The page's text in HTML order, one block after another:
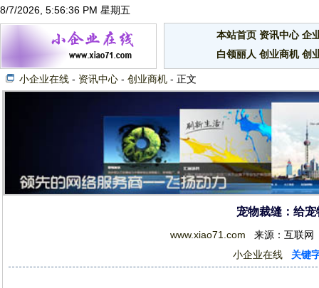
8/7/2026, 5:56:37 PM 星期五
本站首页 资讯中心 企
白领丽人 创业商机 创
小企业在线 - 资讯中心 - 创业商机 - 正文
宠物裁缝：给
www.xiao71.com 来源：互联
小企业在线
关键